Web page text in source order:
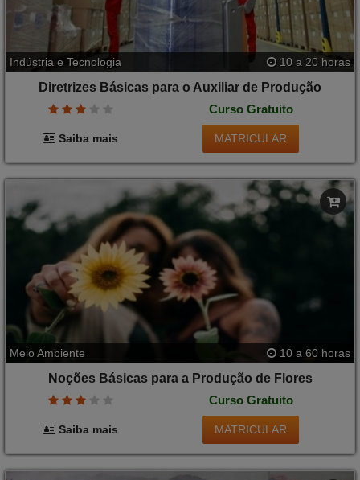
Indústria e Tecnologia 10 a 20 horas
Diretrizes Básicas para o Auxiliar de Produção
Curso Gratuito
Saiba mais MATRICULAR
Meio Ambiente 10 a 60 horas
Noções Básicas para a Produção de Flores
Curso Gratuito
Saiba mais MATRICULAR